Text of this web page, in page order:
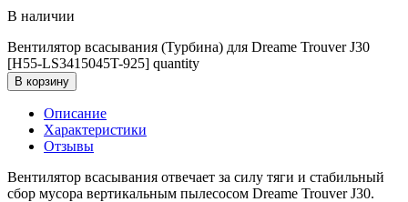
В наличии
Вентилятор всасывания (Турбина) для Dreame Trouver J30
[H55-LS3415045T-925] quantity
В корзину
Описание
Характеристики
Отзывы
Вентилятор всасывания отвечает за силу тяги и стабильный
сбор мусора вертикальным пылесосом Dreame Trouver J30.